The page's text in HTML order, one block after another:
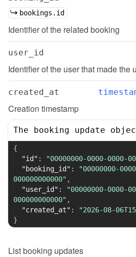
bookings.id
Identifier of the related booking
user_id
Identifier of the user that made the
created_at
Creation timestamp
The booking update
{
"id" : "00000000-0000-0000-
"booking_id" :
"00000000-
000000000000" ,
"user_id" :
"00000000-0000-
000000000000" ,
"created_at" :
"2026-08-
}
Listbooking updates